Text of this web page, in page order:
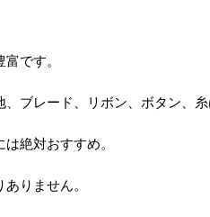
です。
ブレード、リボン、ボタン、
絶対おすすめ。
りません。